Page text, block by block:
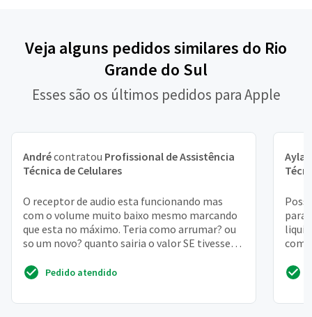
Veja alguns pedidos similares do Rio
Grande do Sul
Esses são os últimos pedidos para Apple
Andrécontratou Profissional de Assistência
Técnica de Celulares
O receptor de audio esta funcionando mas
com o volume muito baixo mesmo marcando
que esta no máximo. Teria como arrumar? ou
so um novo? quanto sairia o valor SE tivesse
Pedido atendido
Ayla
para